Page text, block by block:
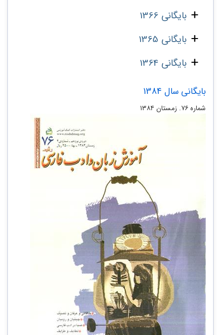
بایگانی 1366
بایگانی 1365
بایگانی 1364
بایگانی سال 1384
شماره ۷۶. زمستان ۱۳۸۴